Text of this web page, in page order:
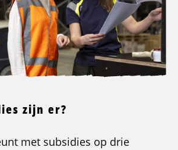
zijn er?
met subsidies op drie